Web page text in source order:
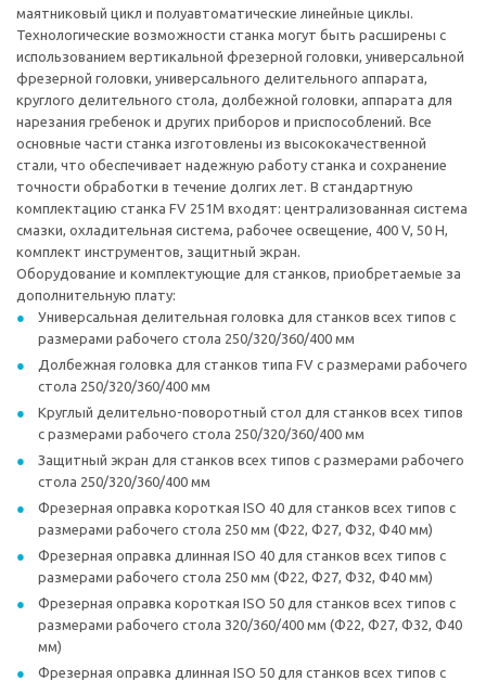
маятниковый цикл и полуавтоматические линейные циклы.
Технологические возможности станка могут быть расширены с
использованием вертикальной фрезерной головки, универсальной
фрезерной головки, универсального делительного аппарата,
круглого делительного стола, долбежной головки, аппарата для
нарезания гребенок и других приборов и приспособлений. Все
основные части станка изготовлены из высококачественной
стали, что обеспечивает надежную работу станка и сохранение
точности обработки в течение долгих лет. В стандартную
комплектацию станка FV 251M входят: централизованная система
смазки, охладительная система, рабочее освещение, 400 V, 50 H,
комплект инструментов, защитный экран.
Оборудование и комплектующие для станков, приобретаемые за
дополнительную плату:
Универсальная делительная головка для станков всех типов с
размерами рабочего стола 250/320/360/400 мм
Долбежная головка для станков типа FV с размерами рабочего
стола 250/320/360/400 мм
Круглый делительно-поворотный стол для станков всех типов
с размерами рабочего стола 250/320/360/400 мм
Защитный экран для станков всех типов с размерами рабочего
стола 250/320/360/400 мм
Фрезерная оправка короткая ISO 40 для станков всех типов с
размерами рабочего стола 250 мм (Ф22, Ф27, Ф32, Ф40 мм)
Фрезерная оправка длинная ISO 40 для станков всех типов с
размерами рабочего стола 250 мм (Ф22, Ф27, Ф32, Ф40 мм)
Фрезерная оправка короткая ISO 50 для станков всех типов с
размерами рабочего стола 320/360/400 мм (Ф22, Ф27, Ф32, Ф40
мм)
Фрезерная оправка длинная ISO 50 для станков всех типов с